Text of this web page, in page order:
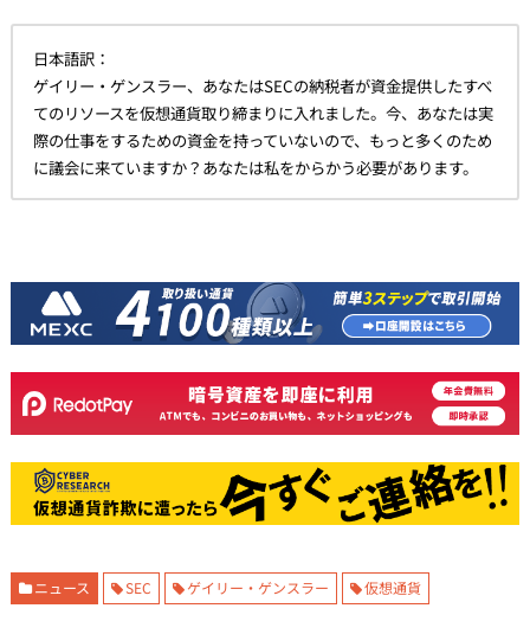
日本語訳：
ゲイリー・ゲンスラー、あなたはSECの納税者が資金提供したすべ
てのリソースを仮想通貨取り締まりに入れました。今、あなたは実
際の仕事をするための資金を持っていないので、もっと多くのため
に議会に来ていますか？あなたは私をからかう必要があります。
ニュース SEC ゲイリー・ゲンスラー 仮想通貨